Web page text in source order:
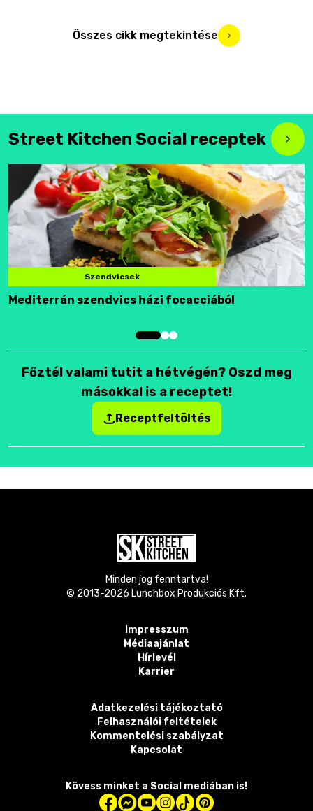
Összes cikk megtekintése
Street Kitchen Social receptek
Szendvicsek
Mediterrán szendvics házi focacciából
Főztél valami tutit a hétvégén? Oszd meg
másokkal is a receptet!
Receptfeltöltés
Minden jog fenntartva!
© 2013-2026 Lunchbox Produkciós Kft.
Impresszum
Médiaajánlat
Hírlevél
Karrier
Adatkezelési tájékoztató
Felhasználói feltételek
Kommentelési szabályzat
Kapcsolat
Kövess minket a Social mediában is!